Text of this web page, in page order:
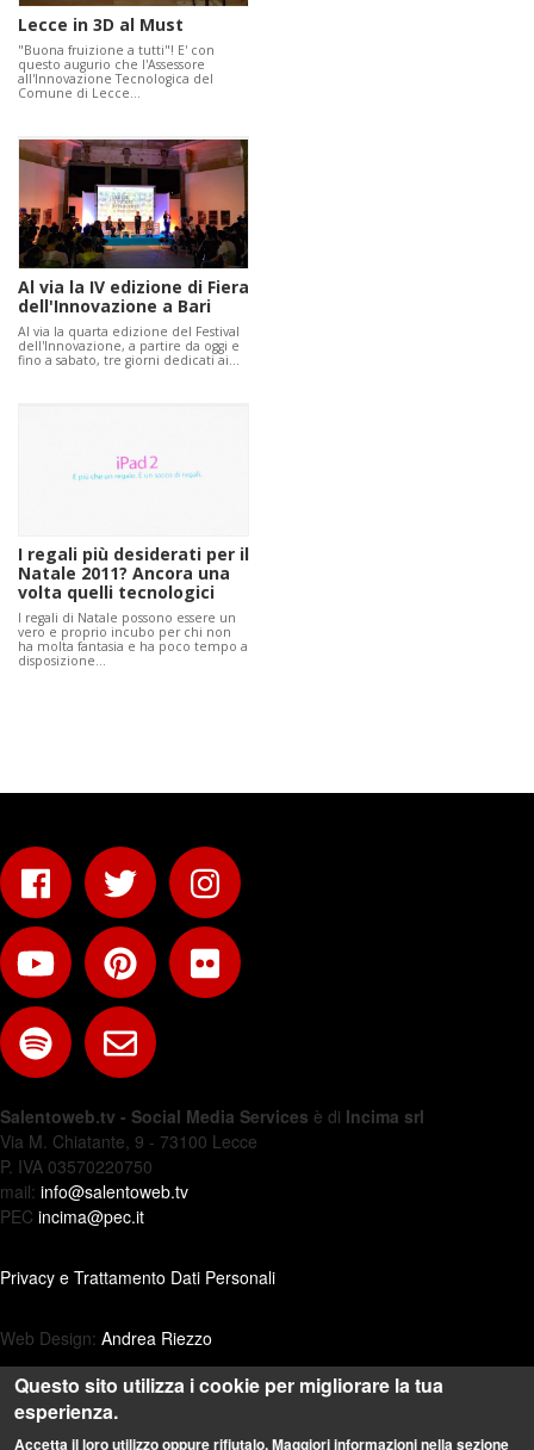
Lecce in 3D al Must
"Buona fruizione a tutti"! E' con
questo augurio che l'Assessore
all'Innovazione Tecnologica del
Comune di Lecce…
Al via la IV edizione di Fiera
dell'Innovazione a Bari
Al via la quarta edizione del Festival
dell'Innovazione, a partire da oggi e
fino a sabato, tre giorni dedicati ai…
I regali più desiderati per il
Natale 2011? Ancora una
volta quelli tecnologici
I regali di Natale possono essere un
vero e proprio incubo per chi non
ha molta fantasia e ha poco tempo a
disposizione…
Salentoweb.tv - Social Media Services è di Incima srl
Via M. Chiatante, 9 - 73100 Lecce
P. IVA 03570220750
mail: info@salentoweb.tv
PEC incima@pec.it
Privacy e Trattamento Dati Personali
Web Design: Andrea Riezzo
Questo sito utilizza i cookie per migliorare la tua
esperienza.
Accetta il loro utilizzo oppure rifiutalo. Maggiori informazioni nella sezione